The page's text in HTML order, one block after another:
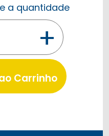
a quantidade
+
Carrinho